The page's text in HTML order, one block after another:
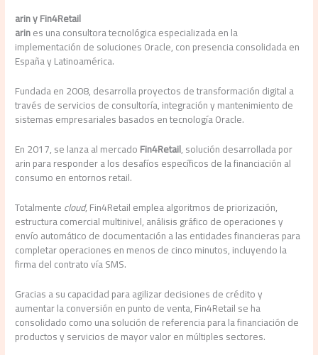
arin y Fin4Retail
arines una consultora tecnológica especializada en la
implementación de soluciones Oracle, con presencia consolidada en
España y Latinoamérica.
Fundada en 2008, desarrolla proyectos de transformación digital a
través de servicios de consultoría, integración y mantenimiento de
sistemas empresariales basados en tecnología Oracle.
En 2017, se lanza al mercadoFin4Retail, solución desarrollada por
arin para responder a los desafíos específicos de la financiación al
consumo en entornos retail.
Totalmentecloud, Fin4Retail emplea algoritmos de priorización,
estructura comercial multinivel, análisis gráfico de operaciones y
envío automático de documentación a las entidades financieras para
completar operaciones en menos de cinco minutos, incluyendo la
firma del contrato vía SMS.
Gracias a su capacidad para agilizar decisiones de crédito y
aumentar la conversión en punto de venta, Fin4Retail se ha
consolidado como una solución de referencia para la financiación de
productos y servicios de mayor valor en múltiples sectores.